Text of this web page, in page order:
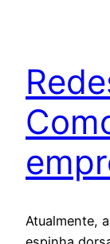
Atualmente,